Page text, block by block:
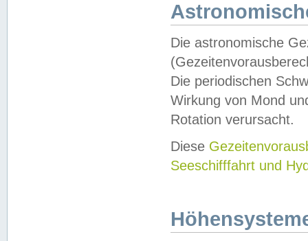
Die astronomische
Die periodischen
Wirkung von Mond
Rotation verursacht.
Diese
Seeschifffahrt und